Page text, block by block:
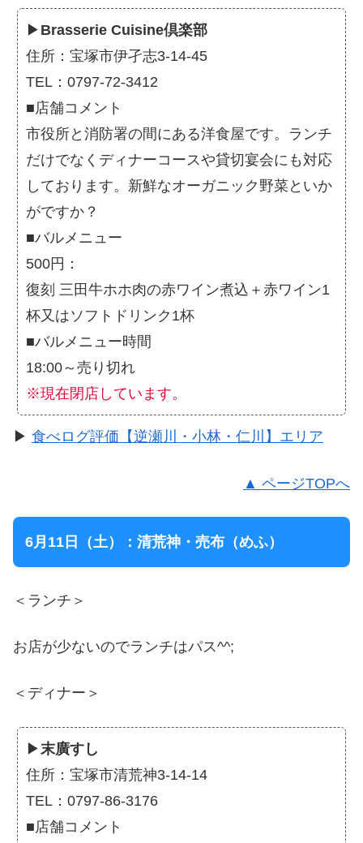
▶ Brasserie Cuisine倶楽部
住所：宝塚市伊孑志3-14-45
TEL：0797-72-3412
■店舗コメント
市役所と消防署の間にある洋食屋です。ランチ
だけでなくディナーコースや貸切宴会にも対応
しております。新鮮なオーガニック野菜といか
がですか？
■バルメニュー
500円：
復刻 三田牛ホホ肉の赤ワイン煮込＋赤ワイン1
杯又はソフトドリンク1杯
■バルメニュー時間
18:00～売り切れ
※現在閉店しています。
▶ 食べログ評価【逆瀬川・小林・仁川】エリア
▲ ページTOPへ
6月11日（土）：清荒神・売布（めふ）
＜ランチ＞
お店が少ないのでランチはパス^^;
＜ディナー＞
▶ 末廣すし
住所：宝塚市清荒神3-14-14
TEL：0797-86-3176
■店舗コメント